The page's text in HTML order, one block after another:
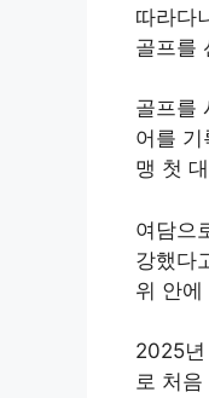
따라다
골프를
골프를
어를
맹 첫
여담으
강했다
위 안
2025년
로 처